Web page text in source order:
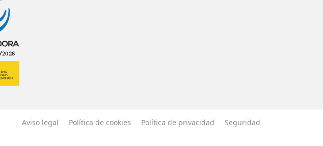
Aviso legal Política de cookies Política de privacidad Seguridad